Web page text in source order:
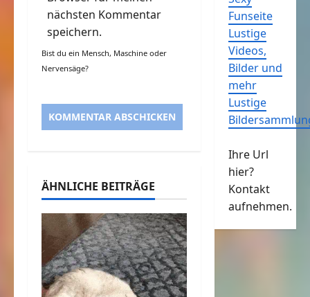
nächsten Kommentar
speichern.
Bist du ein Mensch, Maschine oder
Nervensäge?
ÄHNLICHE BEITRÄGE
Funseite
Lustige
Videos,
Bilder und
mehr
Lustige
Ihre Url
hier?
Kontakt
aufnehmen.